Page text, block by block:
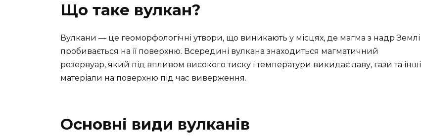
Що таке вулкан?
Вулкани — це геоморфологічні утвори, що виникають у місцях, де магма з надр Землі
пробивається на її поверхню. Всередині вулкана знаходиться магматичний
резервуар, який під впливом високого тиску і температури викидає лаву, гази та інші
матеріали на поверхню під час виверження.
Основні види вулканів